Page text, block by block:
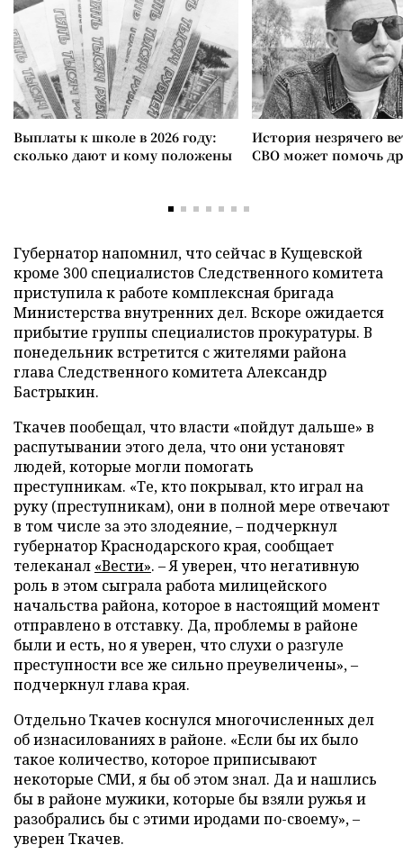
Выплаты к школе в 2026 году:
сколько дают и кому положены
История незрячего
СВО может помочь
Губернатор напомнил, что сейчас в Кущевской
кроме 300 специалистов Следственного комитета
приступила к работе комплексная бригада
Министерства внутренних дел. Вскоре ожидается
прибытие группы специалистов прокуратуры. В
понедельник встретится с жителями района
глава Следственного комитета Александр
Бастрыкин.
Ткачев пообещал, что власти «пойдут дальше» в
распутывании этого дела, что они установят
людей, которые могли помогать
преступникам. «Те, кто покрывал, кто играл на
руку (преступникам), они в полной мере отвечают
в том числе за это злодеяние, – подчеркнул
губернатор Краснодарского края, сообщает
телеканал «Вести». – Я уверен, что негативную
роль в этом сыграла работа милицейского
начальства района, которое в настоящий момент
отправлено в отставку. Да, проблемы в районе
были и есть, но я уверен, что слухи о разгуле
преступности все же сильно преувеличены», –
подчеркнул глава края.
Отдельно Ткачев коснулся многочисленных дел
об изнасилованиях в районе. «Если бы их было
такое количество, которое приписывают
некоторые СМИ, я бы об этом знал. Да и нашлись
бы в районе мужики, которые бы взяли ружья и
разобрались бы с этими иродами по-своему», –
уверен Ткачев.